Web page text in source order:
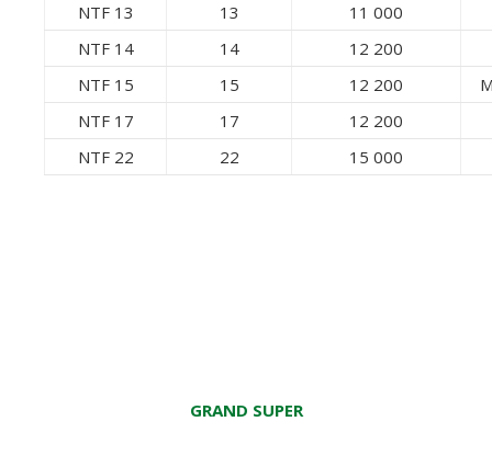
NTF 13
13
11 000
NTF 14
14
12 200
NTF 15
15 12 200
NTF 17
17
12 200
NTF 22
22 15 000
GRAND SUPER